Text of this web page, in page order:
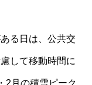
る日は、公共交
して移動時間に